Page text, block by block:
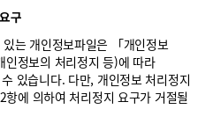
구
는 개인정보파일은 「개인정보
정보의 처리정지 등)에 따라
있습니다. 다만, 개인정보 처리정지
에 의하여 처리정지 요구가 거절될